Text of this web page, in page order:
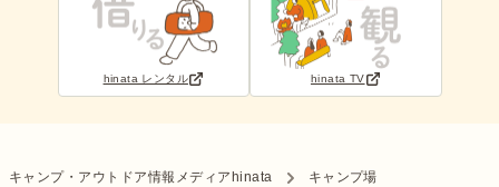
hinata レンタル hinata TV
キャンプ・アウトドア情報メディアhinata キャンプ場